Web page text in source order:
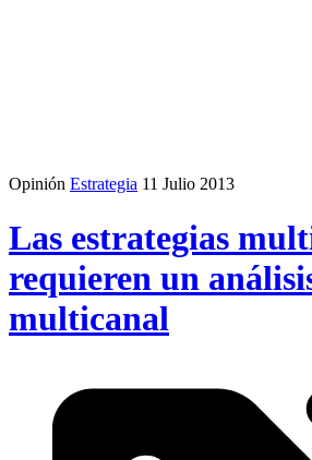
Opinión Estrategia 11 Julio 2013
Las estrategias
requieren un
multicanal